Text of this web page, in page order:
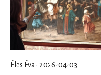
Éles Éva · 2026-04-03